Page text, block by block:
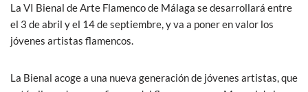
e
b
o
itt
er
at
s
p
ail
La VI Bienal de Arte Flamenco de Málaga se desarrollará entre
el 3 de abril y el 14 de septiembre, y va a poner en valor los
jóvenes artistas flamencos.
La Bienal acoge a una nueva generación de jóvenes artistas, que